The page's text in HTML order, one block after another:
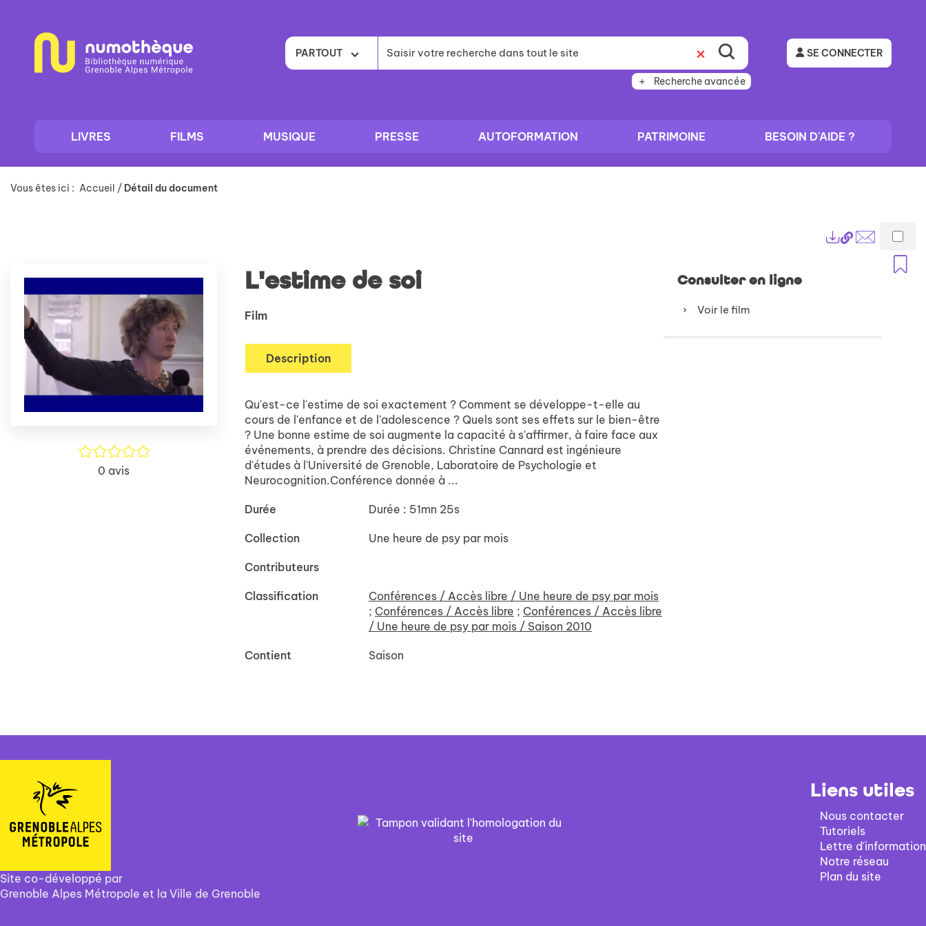
contenu
PARTOUT
Recherche avancée
SE CONNECTER
LIVRES FILMS MUSIQUE PRESSE AUTOFORMATION PATRIMOINE BESOIN D'AIDE ?
Vous êtes ici : Accueil / Détail du document
Lien
permanent
(Nouvelle
Envoyer
/5
0 avis
L'estime de soi
Film
Description
Qu'est-ce l'estime de soi exactement ? Comment se développe-t-elle au
cours de l'enfance et de l'adolescence ? Quels sont ses effets sur le bien-être
? Une bonne estime de soi augmente la capacité à s'affirmer, à faire face aux
événements, à prendre des décisions. Christine Cannard est ingénieure
d'études à l'Université de Grenoble, Laboratoire de Psychologie et
Neurocognition.Conférence donnée à ...
Durée Durée : 51mn 25s
Collection Une heure de psy par mois
Contributeurs
Classification
Conférences / Accès libre / Une heure de psy par mois
; Conférences / Accès libre ; Conférences / Accès libre
/ Une heure de psy par mois / Saison 2010
Contient Saison
Consulter en ligne
Voir le film
Site co-développé par
Grenoble Alpes Métropole et la Ville de Grenoble
Liens utiles
Nous contacter
Tutoriels
Lettre d'information
Notre réseau
Plan du site